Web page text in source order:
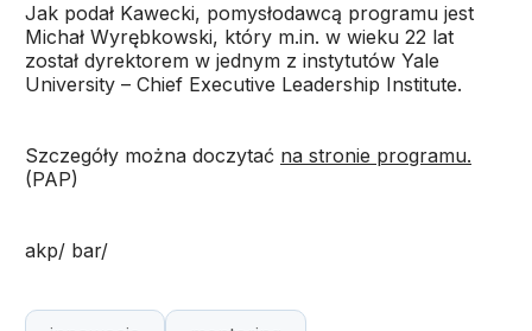
Jak podał Kawecki, pomysłodawcą programu jest
Michał Wyrębkowski, który m.in. w wieku 22 lat
został dyrektorem w jednym z instytutów Yale
University – Chief Executive Leadership Institute.
Szczegóły można doczytać na stronie programu.
(PAP)
akp/ bar/